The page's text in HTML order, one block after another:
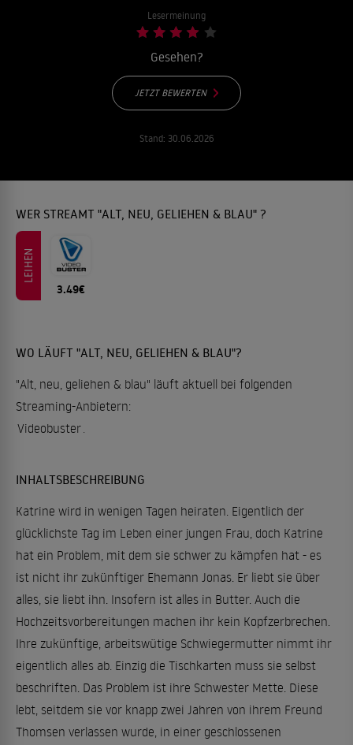
Lesermeinung
Gesehen?
JETZT BEWERTEN
Stand: 30.06.2026
WER STREAMT "ALT, NEU, GELIEHEN & BLAU" ?
LEIHEN
3.49€
WO LÄUFT "ALT, NEU, GELIEHEN & BLAU"?
"Alt, neu, geliehen & blau" läuft aktuell bei folgenden
Streaming-Anbietern:
Videobuster.
INHALTSBESCHREIBUNG
Katrine wird in wenigen Tagen heiraten. Eigentlich der
glücklichste Tag im Leben einer jungen Frau, doch Katrine
hat ein Problem, mit dem sie schwer zu kämpfen hat - es
ist nicht ihr zukünftiger Ehemann Jonas. Er liebt sie über
alles, sie liebt ihn. Insofern ist alles in Butter. Auch die
Hochzeitsvorbereitungen machen ihr kein Kopfzerbrechen.
Ihre zukünftige, arbeitswütige Schwiegermutter nimmt ihr
eigentlich alles ab. Einzig die Tischkarten muss sie selbst
beschriften. Das Problem ist ihre Schwester Mette. Diese
lebt, seitdem sie vor knapp zwei Jahren von ihrem Freund
Thomsen verlassen wurde, in einer geschlossenen